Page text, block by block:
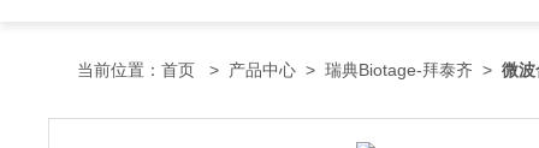
当前位置： 首页 > 产品中心 > 瑞典Biotage-拜泰齐 > 微波